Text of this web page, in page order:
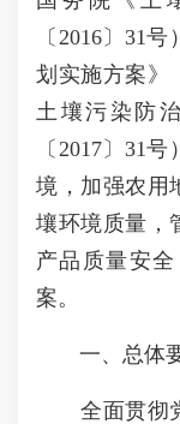
〔2016〕31
划实施方案》
土壤污染防
〔2017〕31
境，加强农用
壤环境质量，
产品质量安
案。
一、总体
全面贯彻党